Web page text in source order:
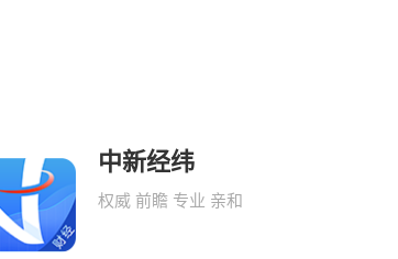
中新经纬
权威 前瞻 专业 亲和